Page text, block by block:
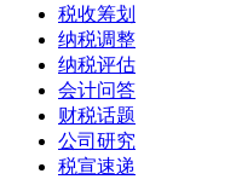
税收筹划
纳税调整
纳税评估
会计问答
财税话题
公司研究
税宣速递